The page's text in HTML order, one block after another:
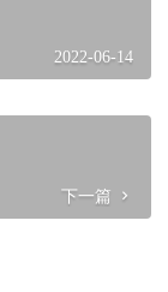
2022-06-14
下一篇